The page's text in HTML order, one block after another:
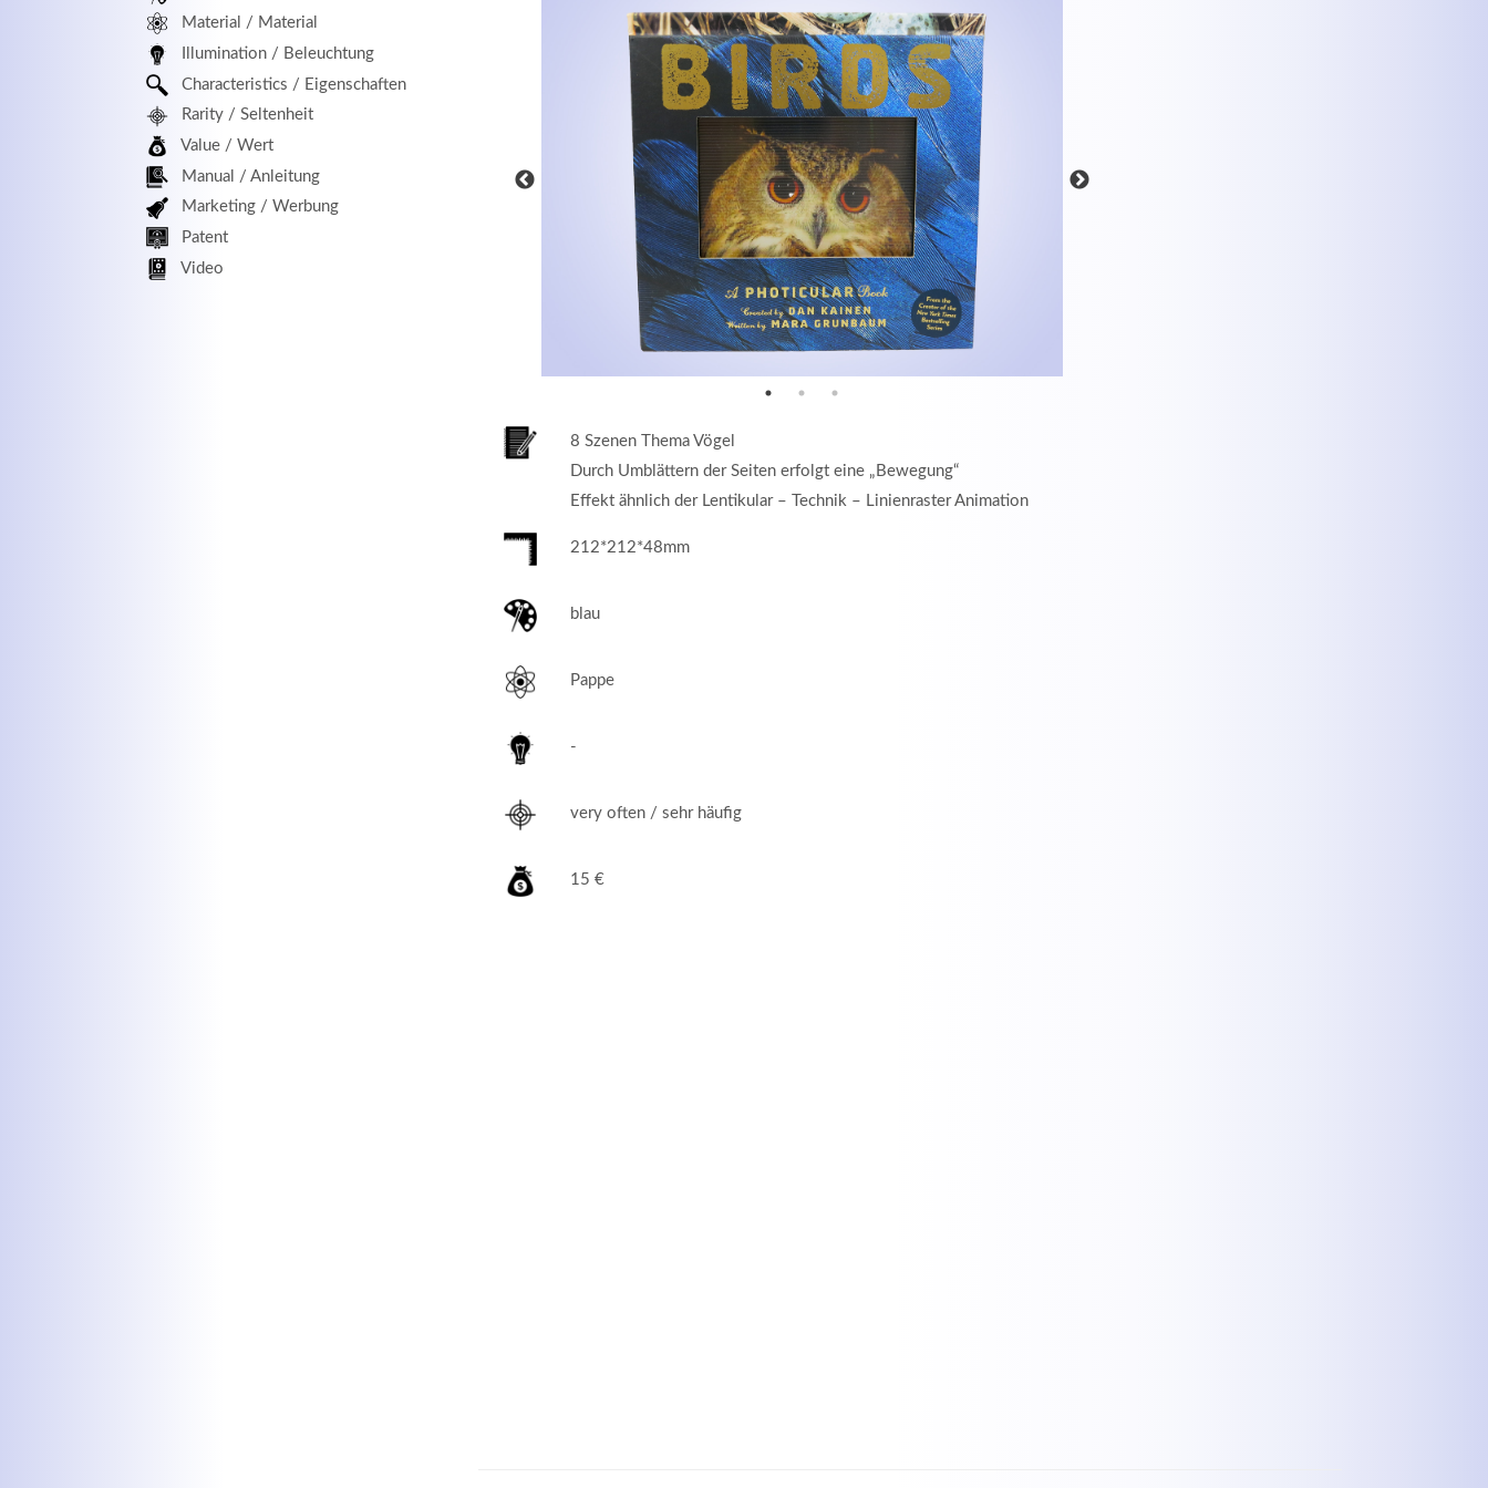
8 Szenen Thema Vögel
Durch Umblättern der Seiten erfolgt eine „Bewegung“
Effekt ähnlich der Lentikular – Technik – Linienraster Animation
212*212*48mm
blau
Pappe
-
very often / sehr häufig
15 €
Material / Material
Illumination / Beleuchtung
Characteristics / Eigenschaften
Rarity / Seltenheit
Value / Wert
Manual / Anleitung
Marketing / Werbung
Patent
Video
MEHR INFOS MEHR INFOS
Kontaktdaten Registrieren